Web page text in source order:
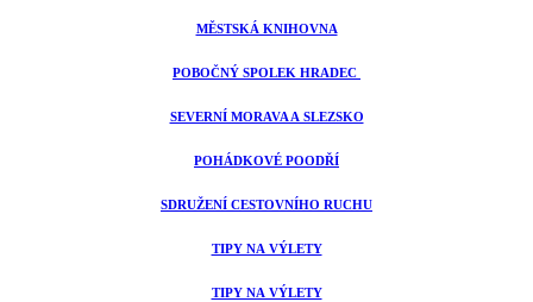
MĚSTSKÁ KNIHOVNA
POBOČNÝ SPOLEK HRADEC
SEVERNÍ MORAVA A SLEZSKO
POHÁDKOVÉ POODŘÍ
SDRUŽENÍ CESTOVNÍHO RUCHU
TIPY NA VÝLETY
TIPY NA VÝLETY